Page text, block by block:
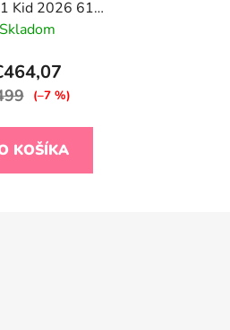
Kid 2026 61-
Vibrant Orange
Skladom
(–7 %)
KOŠÍKA